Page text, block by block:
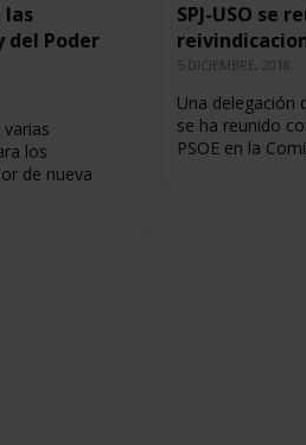
las
del Poder
los
de nueva
SPJ-USO se
5 DICIEMBRE, 2018
Una delegación
se ha reunido
PSOE en la